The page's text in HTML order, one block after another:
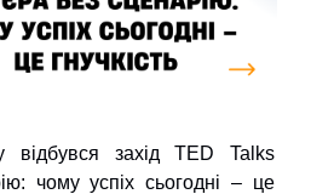
захід TED Talks
чому успіх сьогодні – це